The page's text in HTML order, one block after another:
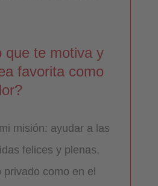
que te motiva y
favorita como
misión: ayudar a las
felices y plenas,
como en el